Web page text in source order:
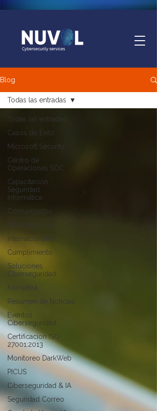
Blog
Todas las entradas
Casos de Éxito
Microsoft Security
Centro de
Operaciones SOC
Capacitación
Seguridad
Informática
Comunicados
Ciberseguridad
Internacionales
Cumplimiento
Soluciones
Ciberseguridad
KnowBe4
Resumen de Noticias
Eventos
Ciberseguridad
Certificacion ISO
27001:2013
Monitoreo DarkWeb
PICUS
Ciberseguridad & IA
Seguridad Correo
Todas las entradas